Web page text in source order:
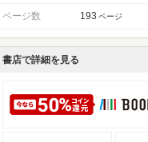
ページ数 193 ページ
書店で詳細を見る